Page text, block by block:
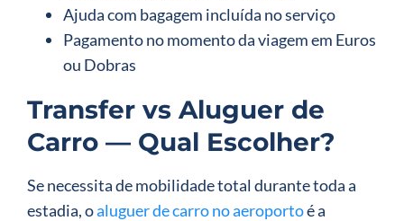
Ajuda com bagagem incluída no serviço
Pagamento no momento da viagem em Euros
ou Dobras
Transfer vs Aluguer de
Carro — Qual Escolher?
Se necessita de mobilidade total durante toda a
estadia, oaluguer de carro no aeroportoé a